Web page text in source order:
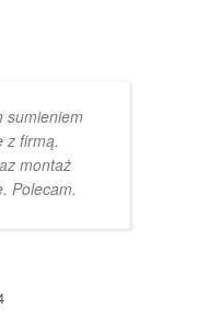
sumieniem
z firmą.
montaż
Polecam.